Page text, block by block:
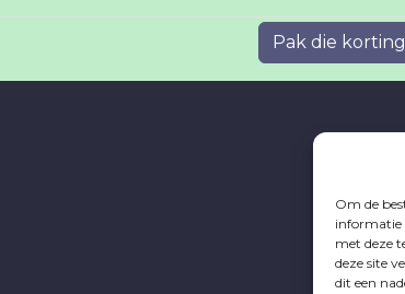
Om de
informatie
met deze
deze site
dit een
Pak die korting